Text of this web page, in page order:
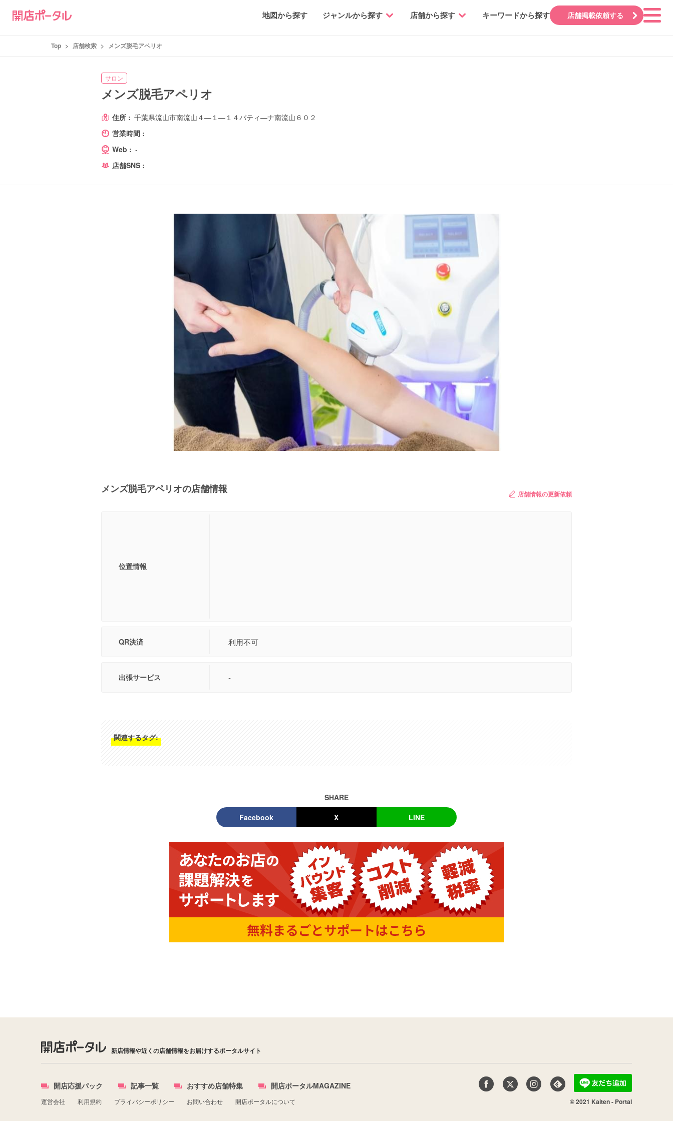
地図から探す ジャンルから探す 店舗から探す キーワードから探す 店舗掲載依頼する
Top > 店舗検索 > メンズ脱毛アペリオ
サロン
メンズ脱毛アペリオ
住所 : 千葉県流山市南流山４―１―１４パティ―ナ南流山６０２
営業時間 :
Web : -
店舗SNS :
メンズ脱毛アペリオの店舗情報 店舗情報の更新依頼
位置情報
QR決済 利用不可
出張サービス -
関連するタグ:
SHARE
Facebook X LINE
新店情報や近くの店舗情報をお届けするポータルサイト
開店応援パック 記事一覧 おすすめ店舗特集 開店ポータルMAGAZINE
運営会社 利用規約 プライバシーポリシー お問い合わせ 開店ポータルについて © 2021 Kaiten - Portal